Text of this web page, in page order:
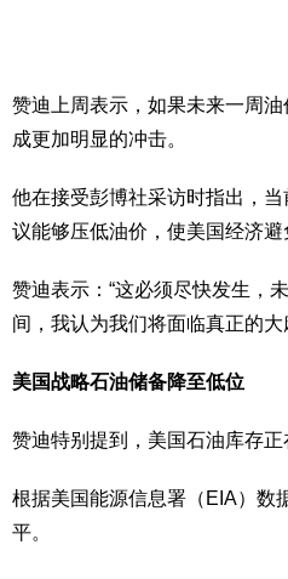
赞迪上周表示，如果未来一周
成更加明显的冲击。
他在接受彭博社采访时指出，
议能够压低油价，使美国经济避
赞迪表示：“这必须尽快发生，
间，我认为我们将面临真正的大
美国战略石油储备降至低位
赞迪特别提到，美国石油库存正
根据美国能源信息署（EIA）数
平。